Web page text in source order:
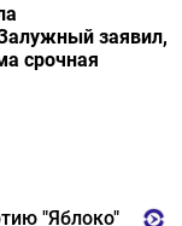
заявил,
срочная